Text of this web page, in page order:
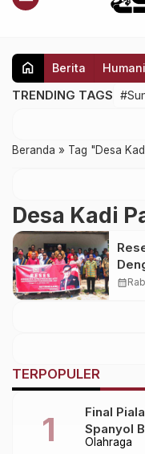
home Berita
TRENDING TAGS
Beranda » Tag "Desa
Desa Kadi
calendar_month
TERPOPULER
Olahraga
Final
Spanyol
Lebih